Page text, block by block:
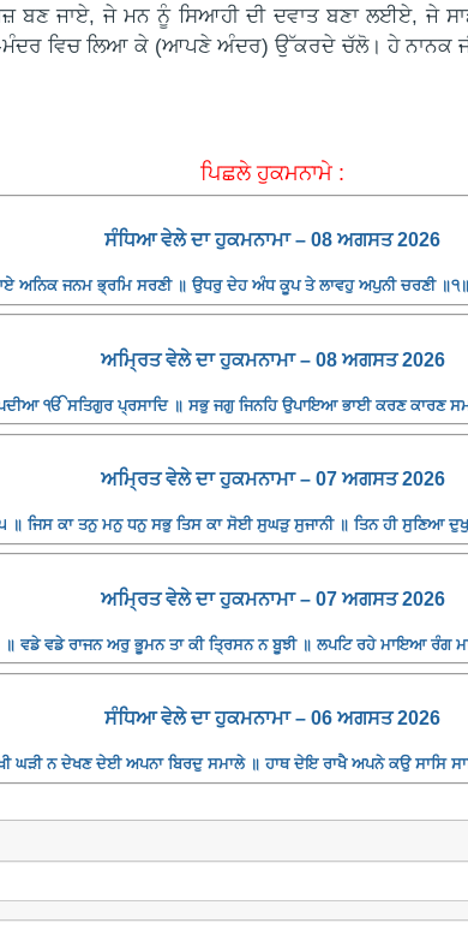
ਬਣ ਜਾਏ, ਜੇ ਮਨ ਨੂੰ ਸਿਆਹੀ ਦੀ ਦਵਾਤ ਬਣਾ ਲਈਏ, ਜੇ
ਵਿਚ ਲਿਆ ਕੇ (ਆਪਣੇ ਅੰਦਰ) ਉੱਕਰਦੇ ਚੱਲੋ। ਹੇ ਨਾਨਕ ਜੀ!
ਪਿਛਲੇ ਹੁਕਮਨਾਮੇ :
ਸੰਧਿਆ ਵੇਲੇ ਦਾ ਹੁਕਮਨਾਮਾ – 08 ਅਗਸਤ 2026
ਅਨਿਕ ਜਨਮ ਭ੍ਰਮਿ ਸਰਣੀ ॥ ਉਧਰੁ ਦੇਹ ਅੰਧ ਕੂਪ ਤੇ ਲਾਵਹੁ ਅਪੁਨੀ ਚਰਣੀ
ਅਮ੍ਰਿਤ ਵੇਲੇ ਦਾ ਹੁਕਮਨਾਮਾ – 08 ਅਗਸਤ 2026
ੴ ਸਤਿਗੁਰ ਪ੍ਰਸਾਦਿ ॥ ਸਭੁ ਜਗੁ ਜਿਨਹਿ ਉਪਾਇਆ ਭਾਈ ਕਰਣ ਕਾਰਣ
ਅਮ੍ਰਿਤ ਵੇਲੇ ਦਾ ਹੁਕਮਨਾਮਾ – 07 ਅਗਸਤ 2026
॥ ਜਿਸ ਕਾ ਤਨੁ ਮਨੁ ਧਨੁ ਸਭੁ ਤਿਸ ਕਾ ਸੋਈ ਸੁਘੜੁ ਸੁਜਾਨੀ ॥ ਤਿਨ ਹੀ ਸੁਣਿਆ ਦੁਖੁ
ਅਮ੍ਰਿਤ ਵੇਲੇ ਦਾ ਹੁਕਮਨਾਮਾ – 07 ਅਗਸਤ 2026
॥ ਵਡੇ ਵਡੇ ਰਾਜਨ ਅਰੁ ਭੂਮਨ ਤਾ ਕੀ ਤ੍ਰਿਸਨ ਨ ਬੂਝੀ ॥ ਲਪਟਿ ਰਹੇ ਮਾਇਆ ਰੰਗ
ਸੰਧਿਆ ਵੇਲੇ ਦਾ ਹੁਕਮਨਾਮਾ – 06 ਅਗਸਤ 2026
ਘੜੀ ਨ ਦੇਖਣ ਦੇਈ ਅਪਨਾ ਬਿਰਦੁ ਸਮਾਲੇ ॥ ਹਾਥ ਦੇਇ ਰਾਖੈ ਅਪਨੇ ਕਉ ਸਾਸਿ